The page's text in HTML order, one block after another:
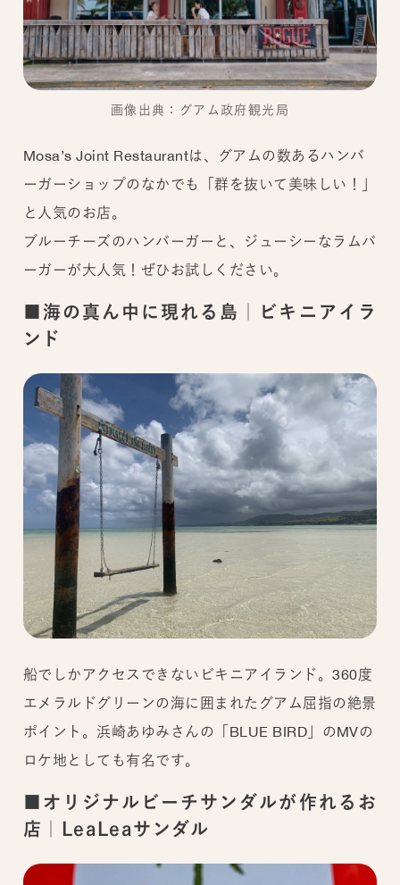
画像出典：グアム政府観光局
Mosa’s Joint Restaurantは、グアムの数あるハンバ
ーガーショップのなかでも「群を抜いて美味しい！」
と人気のお店。
ブルーチーズのハンバーガーと、ジューシーなラムバ
ーガーが大人気！ぜひお試しください。
■海の真ん中に現れる島｜ビキニアイラ
ンド
船でしかアクセスできないビキニアイランド。360度
エメラルドグリーンの海に囲まれたグアム屈指の絶景
ポイント。浜崎あゆみさんの「BLUE BIRD」のMVの
ロケ地としても有名です。
■オリジナルビーチサンダルが作れるお
店｜LeaLeaサンダル